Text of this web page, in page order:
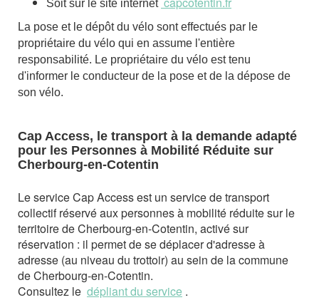
Soit sur le site internet
La pose et le dépôt du vélo sont effectués par le
propriétaire du vélo qui en assume l'entière
responsabilité. Le propriétaire du vélo est tenu
d'informer le conducteur de la pose et de la dépose de
son vélo.
Cap Access, le transport à la demande adapté
pour les Personnes à Mobilité Réduite sur
Cherbourg-en-Cotentin
Le service Cap Access est un service de transport
collectif réservé aux personnes à mobilité réduite sur le
territoire de Cherbourg-en-Cotentin, activé sur
réservation : il permet de se déplacer d'adresse à
adresse (au niveau du trottoir) au sein de la commune
de Cherbourg-en-Cotentin.
Consultez le dépliant du service .